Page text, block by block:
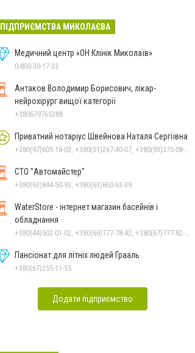
ПІДПРИЄМСТВА МИКОЛАЄВА
Медичний центр «ОН Клінік Миколаїв»
0-800-30-17-33
Антаков Володимир Борисович, лікар-
нейрохірург вищої категорії
+380679765388
Приватний нотаріус Швейнова Наталя Сергіївна
СТО "Автомайстер"
+380(63)844-50-93, +380(63)860-63-39
WaterStore - інтернет магазин басейнів і
обладнання
Пансіонат для літніх людей Грааль
+380(67)255-11-55
Додати підприємство